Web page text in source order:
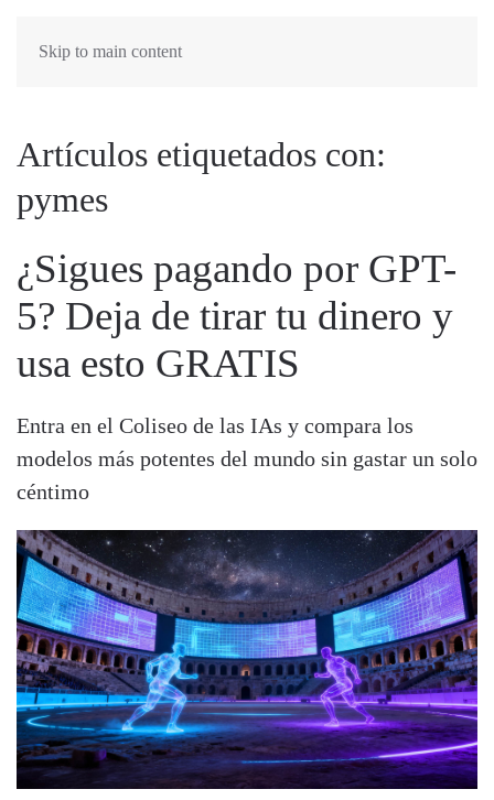
Skip to main content
Artículos etiquetados con:
pymes
¿Sigues pagando por GPT-
5? Deja de tirar tu dinero y
usa esto GRATIS
Entra en el Coliseo de las IAs y compara los
modelos más potentes del mundo sin gastar un solo
céntimo